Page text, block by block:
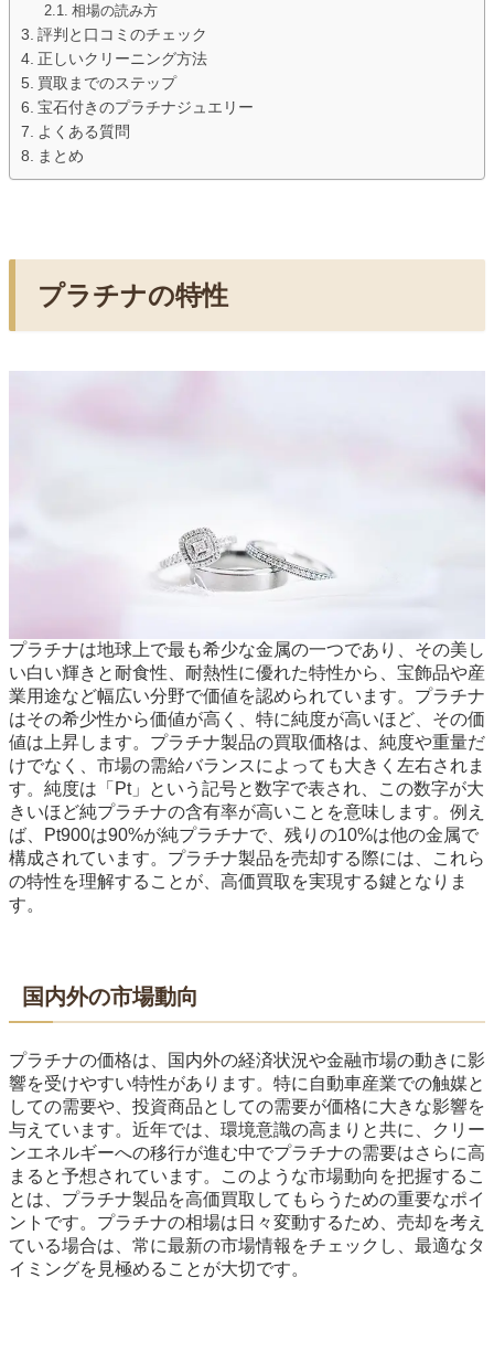
相場の読み方
評判と口コミのチェック
正しいクリーニング方法
買取までのステップ
宝石付きのプラチナジュエリー
よくある質問
まとめ
プラチナの特性
プラチナは地球上で最も希少な金属の一つであり、その美し
い白い輝きと耐食性、耐熱性に優れた特性から、宝飾品や産
業用途など幅広い分野で価値を認められています。プラチナ
はその希少性から価値が高く、特に純度が高いほど、その価
値は上昇します。プラチナ製品の買取価格は、純度や重量だ
けでなく、市場の需給バランスによっても大きく左右されま
す。純度は「Pt」という記号と数字で表され、この数字が大
きいほど純プラチナの含有率が高いことを意味します。例え
ば、Pt900は90%が純プラチナで、残りの10%は他の金属で
構成されています。プラチナ製品を売却する際には、これら
の特性を理解することが、高価買取を実現する鍵となりま
す。
国内外の市場動向
プラチナの価格は、国内外の経済状況や金融市場の動きに影
響を受けやすい特性があります。特に自動車産業での触媒と
しての需要や、投資商品としての需要が価格に大きな影響を
与えています。近年では、環境意識の高まりと共に、クリー
ンエネルギーへの移行が進む中でプラチナの需要はさらに高
まると予想されています。このような市場動向を把握するこ
とは、プラチナ製品を高価買取してもらうための重要なポイ
ントです。プラチナの相場は日々変動するため、売却を考え
ている場合は、常に最新の市場情報をチェックし、最適なタ
イミングを見極めることが大切です。